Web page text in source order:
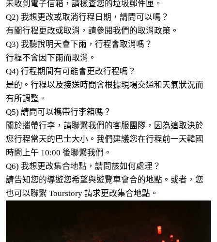
未收到電子信箱，請檢查您的垃圾郵件匣。
Q2) 我想更改或取消行程日期，請問可以嗎？
有關行程更改或取消，請參閱我們的取消政策。
Q3) 我聽說明天會下雨，行程會取消嗎？
行程不會因下雨而取消。
Q4) 行程期間有可能會更改行程嗎？
是的。行程以及接送時間會根據現場交通和天氣狀況而
有所調整。
Q5) 請問可以攜帶行李箱嗎？
關於攜帶行李，請聯繫我們的客服團隊，因為這取決於
您行程當天的巴士大小。我們建議您在行程前一天韓國
時間上午 10:00 後聯繫我們。
Q6) 我想更改集合地點，請問該如何處理？
請告知您的導遊您希望與遊覽車會合的地點。或者，您
也可以聯繫 Tourstory 請求更改集合地點。